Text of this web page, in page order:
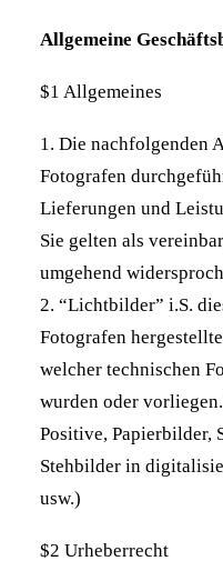
Allgemeine
$1 Allgemeines
1. Die nachfolgenden
Fotografen
Lieferungen und
Sie gelten als
umgehend
2. “Lichtbilder” i.S.
Fotografen
welcher technischen
wurden oder
Positive, Papierbilder,
Stehbilder in
usw.)
$2 Urheberrecht